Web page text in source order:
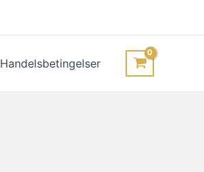
Handelsbetingelser